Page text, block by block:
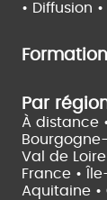
• Diffusion
Par
À distance
Val de Loire
France •
Aquitaine •